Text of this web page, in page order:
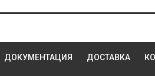
ДОКУМЕНТАЦИЯ ДОСТАВКА